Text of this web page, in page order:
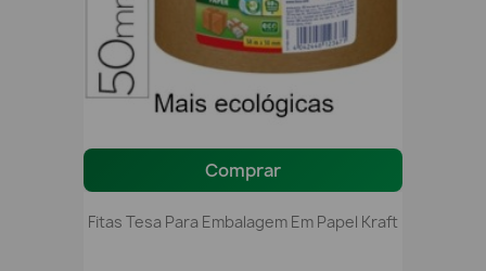
Comprar
Fitas Tesa Para Embalagem Em Papel Kraft